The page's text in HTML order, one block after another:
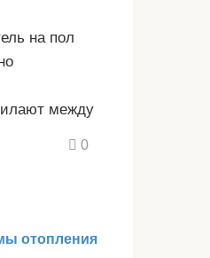
на пол
между
0
отопления